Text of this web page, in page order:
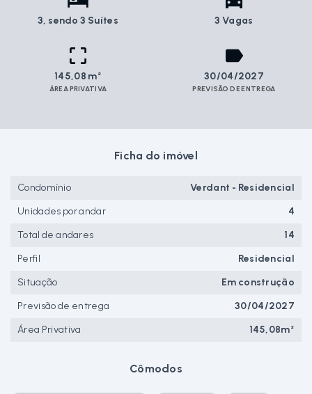
3, sendo 3 Suítes 3 Vagas
145,08 m²
ÁREA PRIVATIVA
30/04/2027
PREVISÃO DE ENTREGA
Cômodos
Ficha do imóvel
Condomínio
Verdant - Residencial
Unidades por andar
4
Total de andares
14
Perfil
Residencial
Situação
Em construção
Previsão de entrega
30/04/2027
Área Privativa
145,08m²